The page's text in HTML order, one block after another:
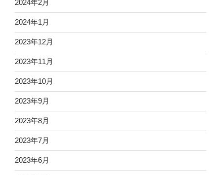
2024年2月
2024年1月
2023年12月
2023年11月
2023年10月
2023年9月
2023年8月
2023年7月
2023年6月